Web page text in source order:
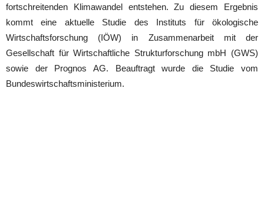
fortschreitenden Klimawandel entstehen. Zu diesem Ergebnis
kommt eine aktuelle Studie des Instituts für ökologische
Wirtschaftsforschung (IÖW) in Zusammenarbeit mit der
Gesellschaft für Wirtschaftliche Strukturforschung mbH (GWS)
sowie der Prognos AG. Beauftragt wurde die Studie vom
Bundeswirtschaftsministerium.